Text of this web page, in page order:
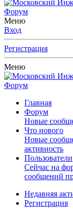
Меню
Вход
Регистрация
Меню
Главная
Форум
Новые
Что нового
Новые
активность
Пользователи
Сейчас на
сообщений
Недавняя
Регистрация